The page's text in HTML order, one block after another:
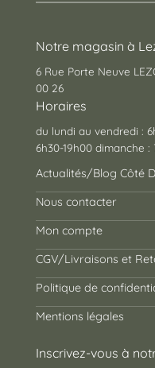
Notre magasin à
6 Rue Porte Neuve
00 26
Horaires
du lundi au vendredi :
6h30-19h00 dimanche :
Actualités/Blog Côté
Nous contacter
Mon compte
CGV/Livraisons et
Politique de
Mentions légales
Inscrivez-vous à